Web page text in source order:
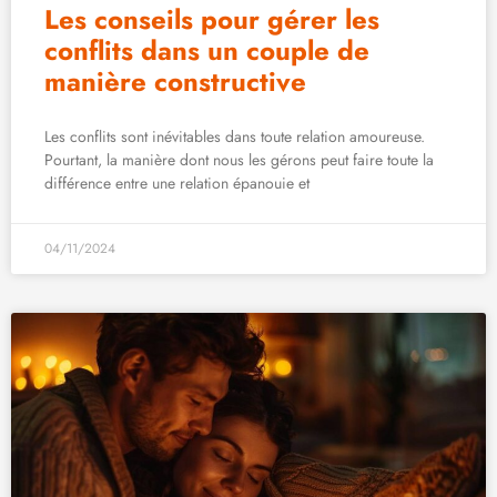
Les conseils pour gérer les
conflits dans un couple de
manière constructive
Les conflits sont inévitables dans toute relation amoureuse.
Pourtant, la manière dont nous les gérons peut faire toute la
différence entre une relation épanouie et
04/11/2024